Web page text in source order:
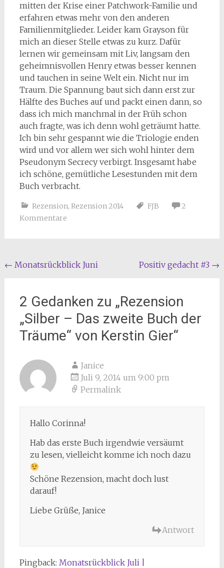
mitten der Krise einer Patchwork-Familie und
erfahren etwas mehr von den anderen
Familienmitglieder. Leider kam Grayson für
mich an dieser Stelle etwas zu kurz. Dafür
lernen wir gemeinsam mit Liv, langsam den
geheimnisvollen Henry etwas besser kennen
und tauchen in seine Welt ein. Nicht nur im
Traum. Die Spannung baut sich dann erst zur
Hälfte des Buches auf und packt einen dann, so
dass ich mich manchmal in der Früh schon
auch fragte, was ich denn wohl geträumt hatte.
Ich bin sehr gespannt wie die Triologie enden
wird und vor allem wer sich wohl hinter dem
Pseudonym Secrecy verbirgt. Insgesamt habe
ich schöne, gemütliche Lesestunden mit dem
Buch verbracht.
Rezension, Rezension 2014 FJB
2
Kommentare
Beitragsnavigation
← Monatsrückblick Juni Positiv gedacht #3 →
2 Gedanken zu „Rezension
„Silber – Das zweite Buch der
Träume“ von Kerstin Gier“
Janice
Juli 9, 2014 um 9:00 pm
Permalink
Hallo Corinna!
Hab das erste Buch irgendwie versäumt
zu lesen, vielleicht komme ich noch dazu
Schöne Rezension, macht doch lust
darauf!
Liebe Grüße, Janice
Antwort
Pingback: Monatsrückblick Juli |